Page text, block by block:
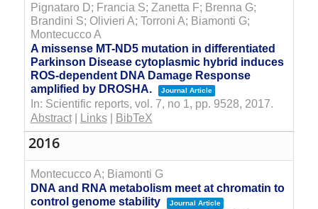
Pignataro D; Francia S; Zanetta F; Brenna G;
Brandini S; Olivieri A; Torroni A; Biamonti G;
Montecucco A
A missense MT-ND5 mutation in differentiated
Parkinson Disease cytoplasmic hybrid induces
ROS-dependent DNA Damage Response
amplified by DROSHA.
Journal Article
In: Scientific reports, vol. 7, no 1, pp. 9528, 2017.
Abstract| Links| BibTeX
2016
Montecucco A; Biamonti G
DNA and RNA metabolism meet at chromatin to
control genome stability
Journal Article